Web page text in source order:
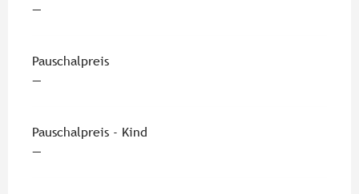
—
Pauschalpreis
—
Pauschalpreis - Kind
—